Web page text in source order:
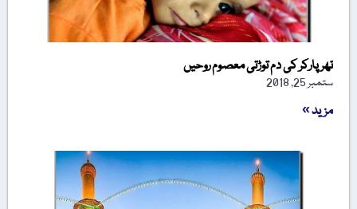
تھرپارکر کی دم توڑتی معصوم روحیں
ستمبر 25, 2018
مزید »